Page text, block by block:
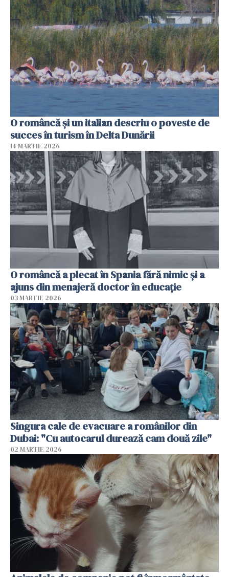
O româncă și un italian descriu o poveste de
succes în turism în Delta Dunării
14 MARTIE 2026
O româncă a plecat în Spania fără nimic și a
ajuns din menajeră doctor în educație
03 MARTIE 2026
Singura cale de evacuare a românilor din
Dubai: "Cu autocarul durează cam două zile"
02 MARTIE 2026